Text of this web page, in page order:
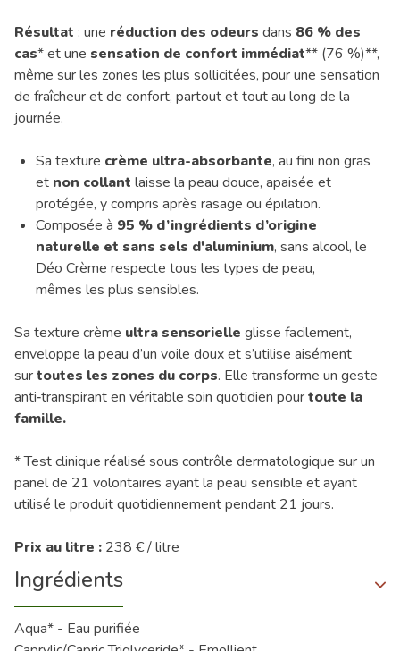
Résultat : une réduction des odeurs dans 86 % des
cas* et une sensation de confort immédiat** (76 %)**,
même sur les zones les plus sollicitées, pour une sensation
de fraîcheur et de confort, partout et tout au long de la
journée.
Sa texture crème ultra-absorbante, au fini non gras
et non collant laisse la peau douce, apaisée et
protégée, y compris après rasage ou épilation.
Composée à 95 % d’ingrédients d’origine
naturelle et sans sels d'aluminium, sans alcool, le
Déo Crème respecte tous les types de peau,
mêmes les plus sensibles.
Sa texture crème ultra sensorielle glisse facilement,
enveloppe la peau d’un voile doux et s’utilise aisément
surtoutes les zones du corps. Elle transforme un geste
anti‑transpirant en véritable soin quotidien pourtoute la
famille.
* Test clinique réalisé sous contrôle dermatologique sur un
panel de 21 volontaires ayant la peau sensible et ayant
utilisé le produit quotidiennement pendant 21 jours.
Prix au litre : 238 € / litre
Ingrédients
Aqua* - Eau purifiée